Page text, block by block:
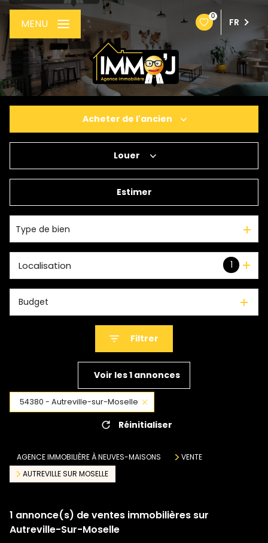
0
FR
MENU
Acheter de l'ancien
De l'immo pro
Louer
Estimer
Type de bien
1
Localisation
Budget
Filtrer
Voir les1 annonces
54380 - Autreville-sur-Moselle
Réinitialiser
AGENCE IMMOBILIÈRE À NEUVES-MAISONS
VENTE
AUTREVILLE SUR MOSELLE
1 annonce(s) de ventes immobilières sur
Autreville-Sur-Moselle